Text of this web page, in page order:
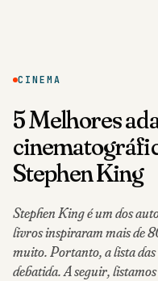
CINEMA
5 Melhores
Stephen King
Stephen King é um dos
livros inspiraram mais de
muito. Portanto, a lista das
debatida. A seguir,